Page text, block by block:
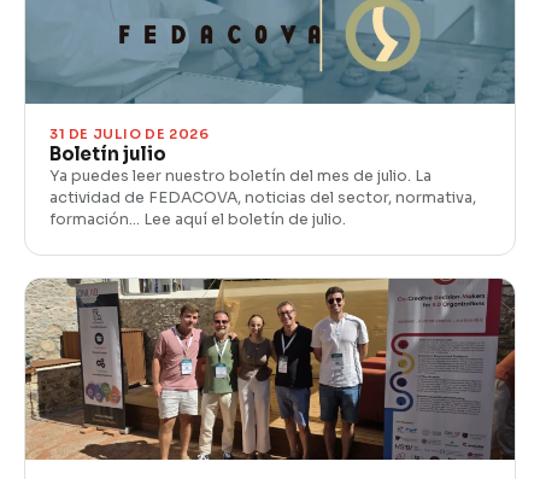
31 DE JULIO DE 2026
Boletín julio
Ya puedes leer nuestro boletín del mes de julio. La
actividad de FEDACOVA, noticias del sector, normativa,
formación… Lee aquí el boletín de julio.